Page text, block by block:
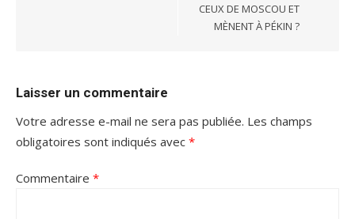
CEUX DE MOSCOU ET
MÈNENT À PÉKIN ?
Laisser un commentaire
Votre adresse e-mail ne sera pas publiée. Les champs
obligatoires sont indiqués avec *
Commentaire *